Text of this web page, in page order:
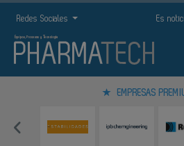
Redes Sociales Es
EMPRESAS